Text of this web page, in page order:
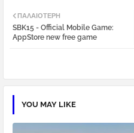
ΠΑΛΑΙΌΤΕΡΗ
SBK15 - Official Mobile Game:
AppStore new free game
YOU MAY LIKE